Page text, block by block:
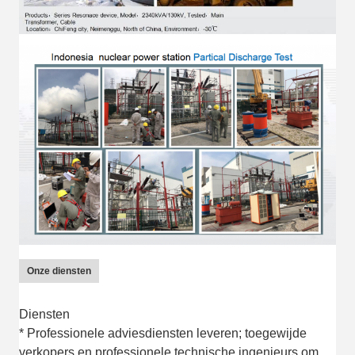
Onze diensten
Diensten
* Professionele adviesdiensten leveren; toegewijde
verkopers en professionele technische ingenieurs om